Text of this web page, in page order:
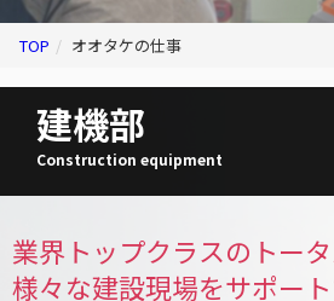
TOP オオタケの仕事
建機部
Construction equipment
業界トップクラスのトー
様々な建設現場をサポート